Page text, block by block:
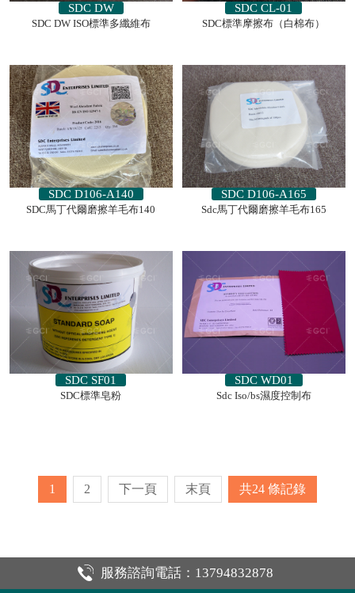
SDC DW
SDC DW ISO標準多纖維布
SDC CL-01
SDC標準摩擦布（白棉布）
SDC D106-A140
SDC馬丁代爾磨擦羊毛布140
SDC D106-A165
Sdc馬丁代爾磨擦羊毛布165
SDC SF01
SDC標準皂粉
SDC WD01
Sdc Iso/bs濕度控制布
1 2 下一頁 末頁 共24 條記錄
服務諮詢電話：13794832878